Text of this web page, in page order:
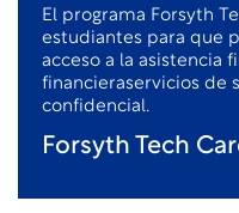
El programa Forsyth
estudiantes para que
acceso a la asistencia
financieraservicios de
confidencial.
Forsyth Tech